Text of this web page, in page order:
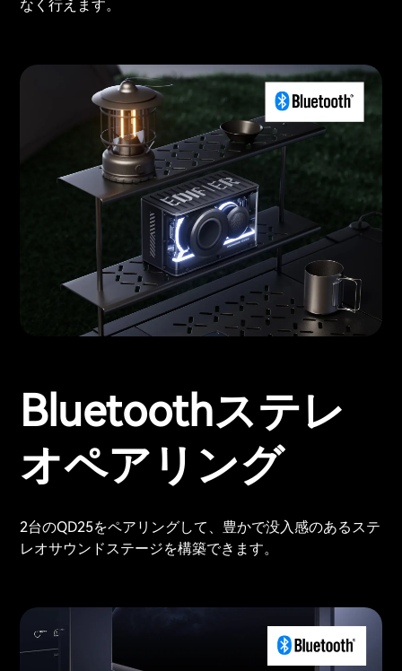
なく行えます。
Bluetoothステレ
オペアリング
2台のQD25をペアリングして、豊かで没入感のあるステ
レオサウンドステージを構築できます。